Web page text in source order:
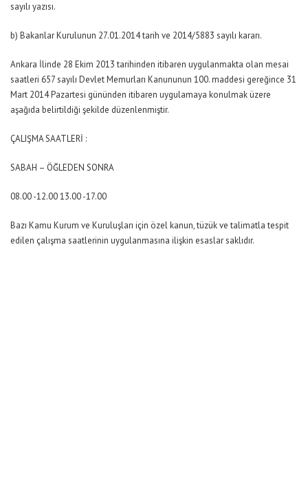
sayılı yazısı.
b) Bakanlar Kurulunun 27.01.2014 tarih ve 2014/5883 sayılı kararı.
Ankara İlinde 28 Ekim 2013 tarihinden itibaren uygulanmakta olan mesai
saatleri 657 sayılı Devlet Memurları Kanununun 100. maddesi gereğince 31
Mart 2014 Pazartesi gününden itibaren uygulamaya konulmak üzere
aşağıda belirtildiği şekilde düzenlenmiştir.
ÇALIŞMA SAATLERİ :
SABAH – ÖĞLEDEN SONRA
08.00 -12.00 13.00 -17.00
Bazı Kamu Kurum ve Kuruluşları için özel kanun, tüzük ve talimatla tespit
edilen çalışma saatlerinin uygulanmasına ilişkin esaslar saklıdır.